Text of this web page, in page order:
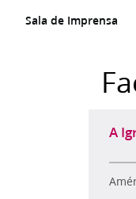
Sala de Imprensa
A